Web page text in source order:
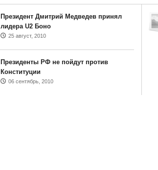
Президент Дмитрий Медведев принял
лидера U2 Боно
25 август, 2010
Президенты РФ не пойдут против
Конституции
06 сентябрь, 2010